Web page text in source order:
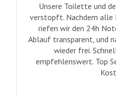
Unsere Toilette und
verstopft. Nachdem alle
riefen wir den 24h
Ablauf transparent, und
wieder frei.
empfehlenswert. Top